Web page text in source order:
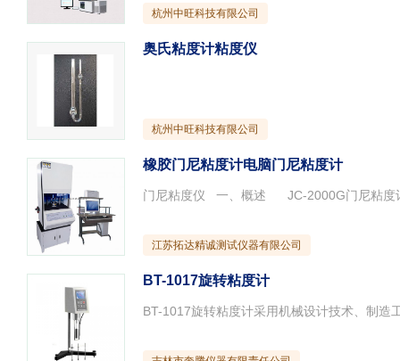
杭州中旺科技有限公司
奥氏粘度计粘度仪
杭州中旺科技有限公司
橡胶门尼粘度计电脑门尼粘度计
江苏拓达精诚测试仪器有限公司
BT-1017旋转粘度计